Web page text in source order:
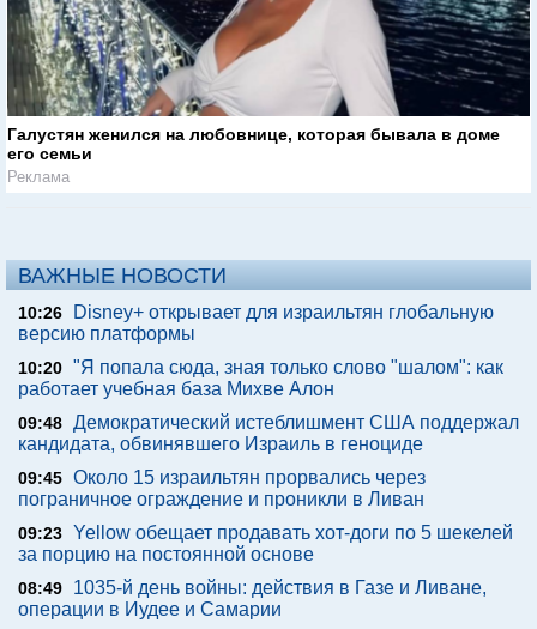
Галустян женился на любовнице, которая бывала в доме
его семьи
Реклама
ВАЖНЫЕ НОВОСТИ
10:26
Disney+ открывает для израильтян глобальную
версию платформы
10:20 "Я попала сюда, зная только слово "шалом": как
работает учебная база Михве Алон
09:48 Демократический истеблишмент США поддержал
кандидата, обвинявшего Израиль в геноциде
09:45 Около 15 израильтян прорвались через
пограничное ограждение и проникли в Ливан
09:23 Yellow обещает продавать хот-доги по 5 шекелей
за порцию на постоянной основе
08:49
1035-й день войны: действия в Газе и Ливане,
операции в Иудее и Самарии